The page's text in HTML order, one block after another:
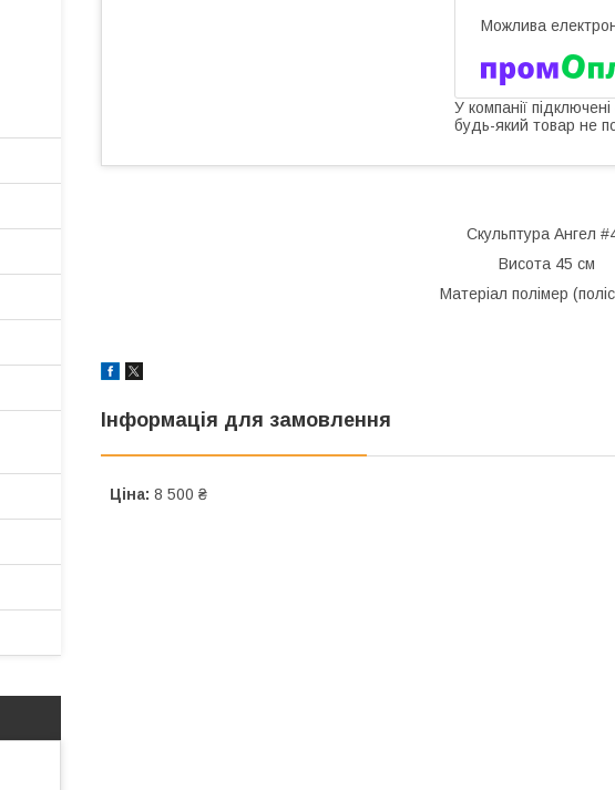
У компанії
будь-який товар не
Скульптура Ангел
Висота 45 см
Матеріал полімер
Інформація для замовлення
Ціна: 8 500 ₴